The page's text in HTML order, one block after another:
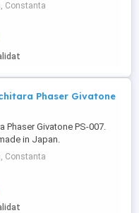
Constanta
Phaser Givatone
Phaser Givatone PS-007.
in Japan.
Constanta